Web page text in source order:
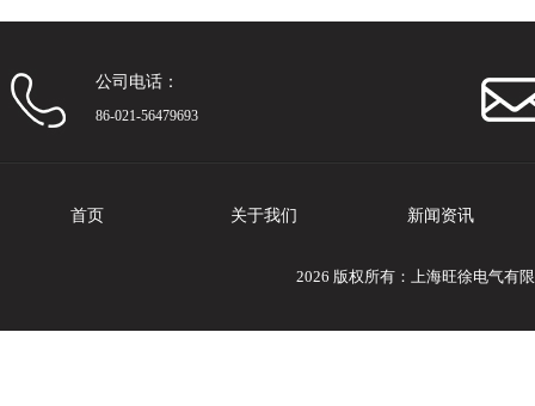
公司电话：
86-021-56479693
首页 关于我们 新闻资讯
2026 版权所有：上海旺徐电气有